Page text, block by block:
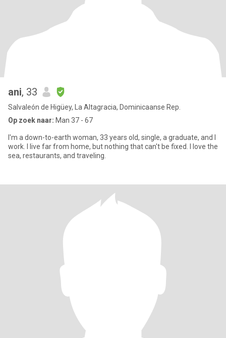
ani, 33
Salvaleón de Higüey, La Altagracia, Dominicaanse Rep.
Op zoek naar: Man 37 - 67
I'm a down-to-earth woman, 33 years old, single, a graduate, and I
work. I live far from home, but nothing that can't be fixed. I love the
sea, restaurants, and traveling.